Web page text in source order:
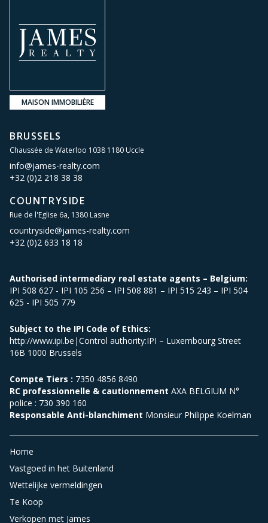
MAISON IMMOBILIÈRE
BRUSSELS
Chaussée de Waterloo 1038 1180 Uccle
info@james-realty.com
+32 (0)2 218 38 38
COUNTRYSIDE
Rue de l'Eglise 6a, 1380 Lasne
countryside@james-realty.com
+32 (0)2 633 18 18
Authorised intermediary real estate agents – Belgium:
IPI 508 627 - IPI 105 256 – IPI 508 881 – IPI 515 243 – IPI 504
625 - IPI 505 779
Subject to the IPI Code of Ethics:
http://www.ipi.be|Control authority:IPI – Luxembourg Street
16B 1000 Brussels
Compte Tiers : 7350 4856 8490
RC professionnelle & cautionnement AXA BELGIUM N°
police : 730 390 160
Responsable Anti-blanchiment Monsieur Philippe Koelman
Home
Vastgoed in het Buitenland
Wettelijke vermeldingen
Te Koop
Verkopen met James